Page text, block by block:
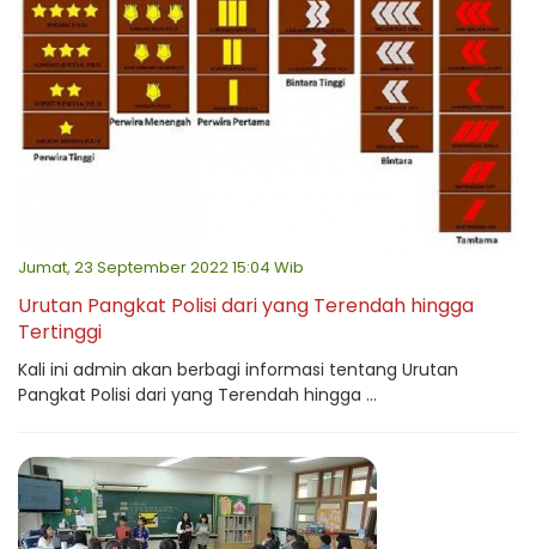
Jumat, 23 September 2022 15:04 Wib
Urutan Pangkat Polisi dari yang Terendah hingga
Tertinggi
Kali ini admin akan berbagi informasi tentang Urutan
Pangkat Polisi dari yang Terendah hingga ...